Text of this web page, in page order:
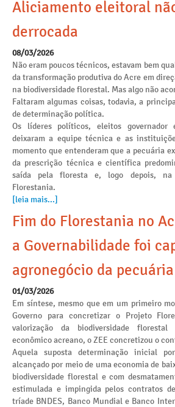
Aliciamento eleitoral
derrocada
08/03/2026
Não eram poucos técnicos, estavam bem
da transformação produtiva do Acre em
na biodiversidade florestal. Mas algo não
Faltaram algumas coisas, todavia, a
de determinação política.
Os líderes políticos, eleitos governador
deixaram a equipe técnica e as
momento que entenderam que a pecuária
da prescrição técnica e científica
saída pela floresta e, logo depois, na
Florestania.
[leia mais...]
Fim do Florestania no
a Governabilidade foi
agronegócio da
01/03/2026
Em síntese, mesmo que em um primeiro
Governo para concretizar o Projeto
valorização da biodiversidade
econômico acreano, o ZEE concretizou o
Aquela suposta determinação inicial
alcançado por meio de uma economia de
biodiversidade florestal e com
estimulada e impingida pelos contratos
tríade BNDES, Banco Mundial e Banco